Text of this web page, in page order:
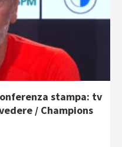
stampa: tv
/ Champions